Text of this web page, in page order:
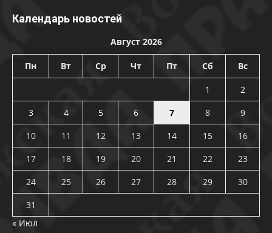
Календарь новостей
Август 2026
Пн Вт Ср Чт Пт Сб Вс
1
2
3
4 5 6 7 8
9
10
11 12 13 14 15
16
17
18 19 20 21 22
23
24
25 26 27 28 29
30
31
« Июл